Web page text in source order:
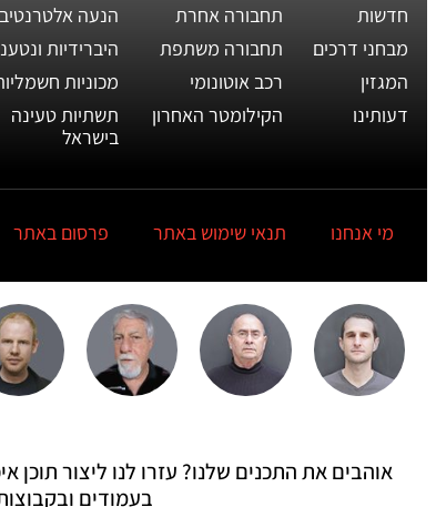
חדשות
מבחני דרכים
המגזין
דעותינו
תחבורה אחרת
תחבורה משתפת
רכב אוטונומי
הקילומטר האחרון
הנעה
היברידיות
מכוניות
תשתיות טעינה
בישראל
מי אנחנו תנאי שימוש באתר פרסום באתר
אוהבים את התכנים שלנו? עזרו לנו ליצור
בעמודים